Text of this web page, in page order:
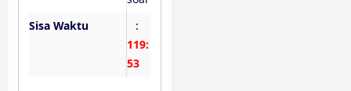
Sisa Waktu
:
119:
52